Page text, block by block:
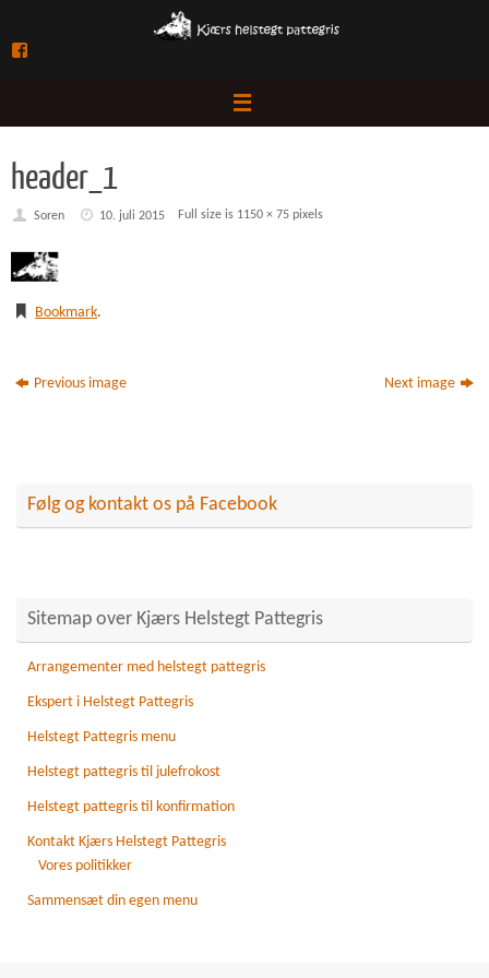
content
header_1
Soren 10. juli 2015 Full size is 1150 × 75 pixels
Bookmark.
Previous image Next image
Følg og kontakt os på Facebook
Sitemap over Kjærs Helstegt Pattegris
Arrangementer med helstegt pattegris
Ekspert i Helstegt Pattegris
Helstegt Pattegris menu
Helstegt pattegris til julefrokost
Helstegt pattegris til konfirmation
Kontakt Kjærs Helstegt Pattegris
Vores politikker
Sammensæt din egen menu